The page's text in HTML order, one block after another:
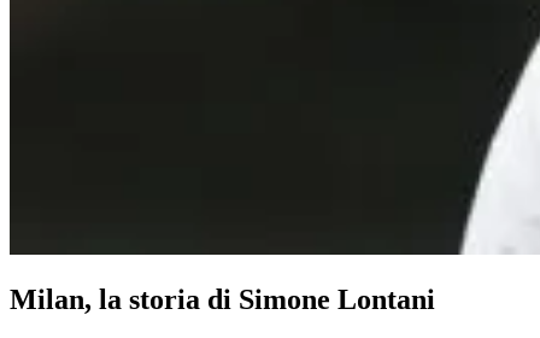
Milan, la storia di Simone Lontani